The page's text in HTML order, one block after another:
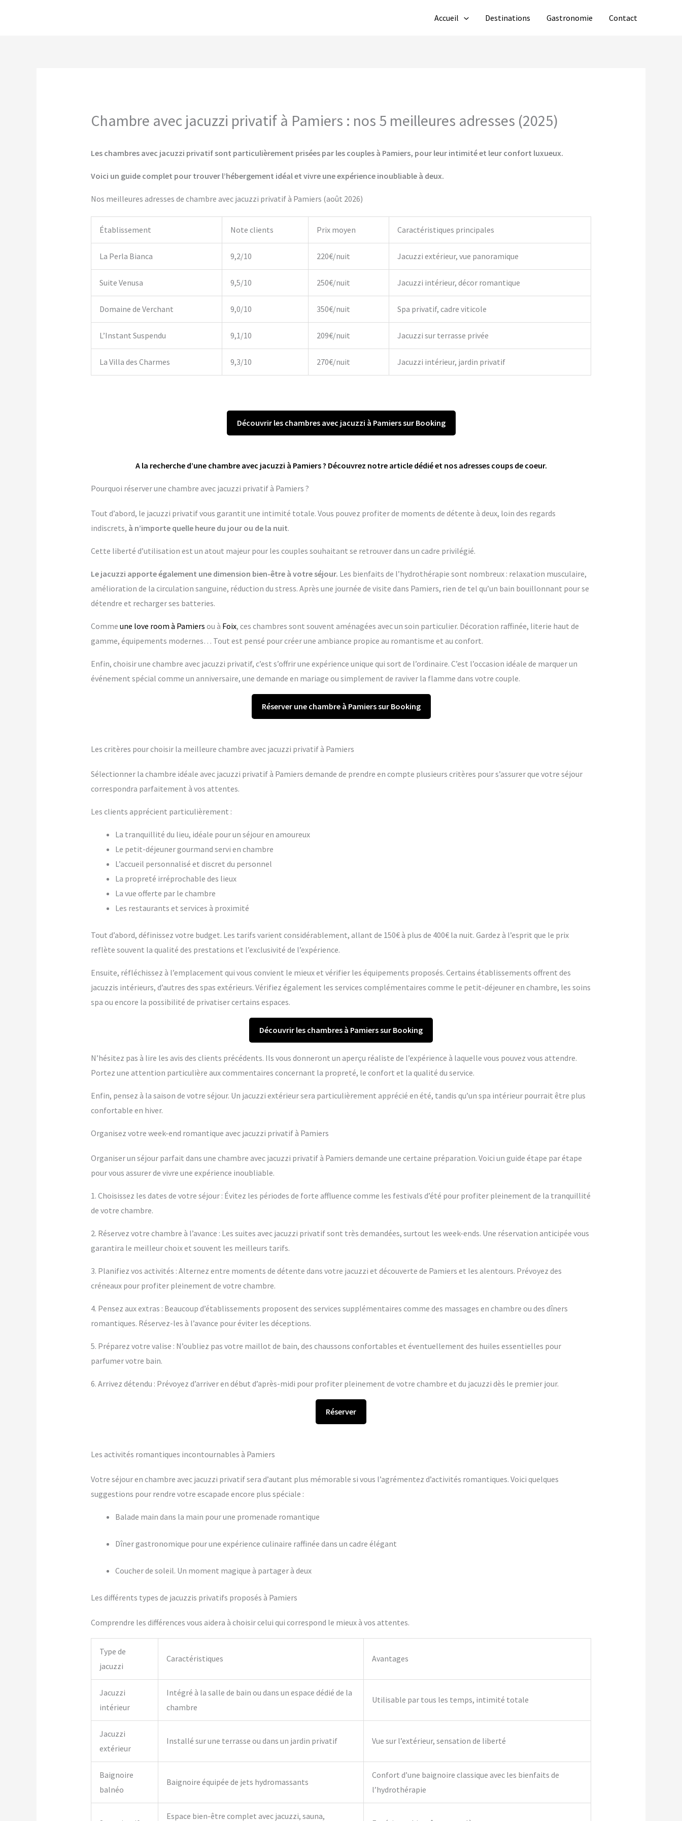
Accueil Destinations Gastronomie Contact
Chambre avec jacuzzi privatif à Pamiers : nos 5 meilleures adresses (2025)
Les chambres avec jacuzzi privatif sont particulièrement prisées par les couples à Pamiers, pour leur intimité et leur confort luxueux.
Voici un guide complet pour trouver l’hébergement idéal et vivre une expérience inoubliable à deux.
Nos meilleures adresses de chambre avec jacuzzi privatif à Pamiers (août 2026)
Établissement Note clients Prix moyen Caractéristiques principales
La Perla Bianca 9,2/10 220€/nuit Jacuzzi extérieur, vue panoramique
Suite Venusa 9,5/10 250€/nuit Jacuzzi intérieur, décor romantique
Domaine de Verchant 9,0/10 350€/nuit Spa privatif, cadre viticole
L’Instant Suspendu 9,1/10 209€/nuit Jacuzzi sur terrasse privée
La Villa des Charmes 9,3/10 270€/nuit Jacuzzi intérieur, jardin privatif
Découvrir les chambres avec jacuzzi à Pamiers sur Booking
A la recherche d’une chambre avec jacuzzi à Pamiers ? Découvrez notre article dédié et nos adresses coups de coeur.
Pourquoi réserver une chambre avec jacuzzi privatif à Pamiers ?
Tout d’abord, le jacuzzi privatif vous garantit une intimité totale. Vous pouvez profiter de moments de détente à deux, loin des regards
indiscrets, à n’importe quelle heure du jour ou de la nuit.
Cette liberté d’utilisation est un atout majeur pour les couples souhaitant se retrouver dans un cadre privilégié.
Le jacuzzi apporte également une dimension bien-être à votre séjour. Les bienfaits de l’hydrothérapie sont nombreux : relaxation musculaire,
amélioration de la circulation sanguine, réduction du stress. Après une journée de visite dans Pamiers, rien de tel qu’un bain bouillonnant pour se
détendre et recharger ses batteries.
Comme une love room à Pamiers ou à Foix, ces chambres sont souvent aménagées avec un soin particulier. Décoration raffinée, literie haut de
gamme, équipements modernes… Tout est pensé pour créer une ambiance propice au romantisme et au confort.
Enfin, choisir une chambre avec jacuzzi privatif, c’est s’offrir une expérience unique qui sort de l’ordinaire. C’est l’occasion idéale de marquer un
événement spécial comme un anniversaire, une demande en mariage ou simplement de raviver la flamme dans votre couple.
Réserver une chambre à Pamiers sur Booking
Les critères pour choisir la meilleure chambre avec jacuzzi privatif à Pamiers
Sélectionner la chambre idéale avec jacuzzi privatif à Pamiers demande de prendre en compte plusieurs critères pour s’assurer que votre séjour
correspondra parfaitement à vos attentes.
Les clients apprécient particulièrement :
La tranquillité du lieu, idéale pour un séjour en amoureux
Le petit-déjeuner gourmand servi en chambre
L’accueil personnalisé et discret du personnel
La propreté irréprochable des lieux
La vue offerte par le chambre
Les restaurants et services à proximité
Tout d’abord, définissez votre budget. Les tarifs varient considérablement, allant de 150€ à plus de 400€ la nuit. Gardez à l’esprit que le prix
reflète souvent la qualité des prestations et l’exclusivité de l’expérience.
Ensuite, réfléchissez à l’emplacement qui vous convient le mieux et vérifier les équipements proposés. Certains établissements offrent des
jacuzzis intérieurs, d’autres des spas extérieurs. Vérifiez également les services complémentaires comme le petit-déjeuner en chambre, les soins
spa ou encore la possibilité de privatiser certains espaces.
Découvrir les chambres à Pamiers sur Booking
N’hésitez pas à lire les avis des clients précédents. Ils vous donneront un aperçu réaliste de l’expérience à laquelle vous pouvez vous attendre.
Portez une attention particulière aux commentaires concernant la propreté, le confort et la qualité du service.
Enfin, pensez à la saison de votre séjour. Un jacuzzi extérieur sera particulièrement apprécié en été, tandis qu’un spa intérieur pourrait être plus
confortable en hiver.
Organisez votre week-end romantique avec jacuzzi privatif à Pamiers
Organiser un séjour parfait dans une chambre avec jacuzzi privatif à Pamiers demande une certaine préparation. Voici un guide étape par étape
pour vous assurer de vivre une expérience inoubliable.
1. Choisissez les dates de votre séjour : Évitez les périodes de forte affluence comme les festivals d’été pour profiter pleinement de la tranquillité
de votre chambre.
2. Réservez votre chambre à l’avance : Les suites avec jacuzzi privatif sont très demandées, surtout les week-ends. Une réservation anticipée vous
garantira le meilleur choix et souvent les meilleurs tarifs.
3. Planifiez vos activités : Alternez entre moments de détente dans votre jacuzzi et découverte de Pamiers et les alentours. Prévoyez des
créneaux pour profiter pleinement de votre chambre.
4. Pensez aux extras : Beaucoup d’établissements proposent des services supplémentaires comme des massages en chambre ou des dîners
romantiques. Réservez-les à l’avance pour éviter les déceptions.
5. Préparez votre valise : N’oubliez pas votre maillot de bain, des chaussons confortables et éventuellement des huiles essentielles pour
parfumer votre bain.
6. Arrivez détendu : Prévoyez d’arriver en début d’après-midi pour profiter pleinement de votre chambre et du jacuzzi dès le premier jour.
Réserver
Les activités romantiques incontournables à Pamiers
Votre séjour en chambre avec jacuzzi privatif sera d’autant plus mémorable si vous l’agrémentez d’activités romantiques. Voici quelques
suggestions pour rendre votre escapade encore plus spéciale :
Balade main dans la main pour une promenade romantique
Dîner gastronomique pour une expérience culinaire raffinée dans un cadre élégant
Coucher de soleil. Un moment magique à partager à deux
Les différents types de jacuzzis privatifs proposés à Pamiers
Comprendre les différences vous aidera à choisir celui qui correspond le mieux à vos attentes.
Type de
jacuzzi
Caractéristiques Avantages
Jacuzzi
intérieur
Intégré à la salle de bain ou dans un espace dédié de la
chambre
Utilisable par tous les temps, intimité totale
Jacuzzi
extérieur
Installé sur une terrasse ou dans un jardin privatif Vue sur l’extérieur, sensation de liberté
Baignoire
balnéo
Baignoire équipée de jets hydromassants
Confort d’une baignoire classique avec les bienfaits de
l’hydrothérapie
Espace bien-être complet avec jacuzzi, sauna,